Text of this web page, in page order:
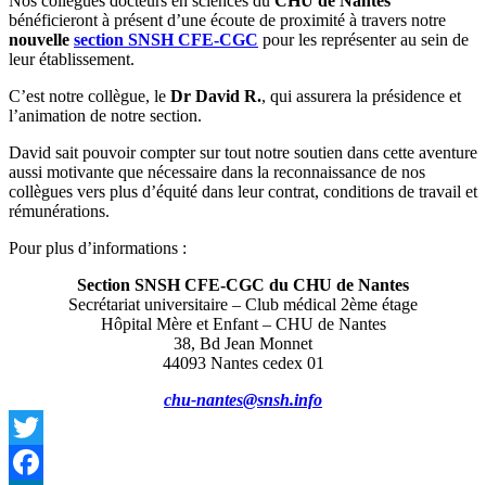
bénéficieront à présent d’une écoute de proximité à travers notre
nouvelle section SNSH CFE-CGC pour les représenter au sein de
leur établissement.
C’est notre collègue, le Dr David R., qui assurera la présidence et
l’animation de notre section.
David sait pouvoir compter sur tout notre soutien dans cette aventure
aussi motivante que nécessaire dans la reconnaissance de nos
collègues vers plus d’équité dans leur contrat, conditions de travail et
rémunérations.
Pour plus d’informations :
Section SNSH CFE-CGC du CHU de Nantes
Secrétariat universitaire – Club médical 2ème étage
Hôpital Mère et Enfant – CHU de Nantes
38, Bd Jean Monnet
44093 Nantes cedex 01
chu-nantes@snsh.info
Twitter